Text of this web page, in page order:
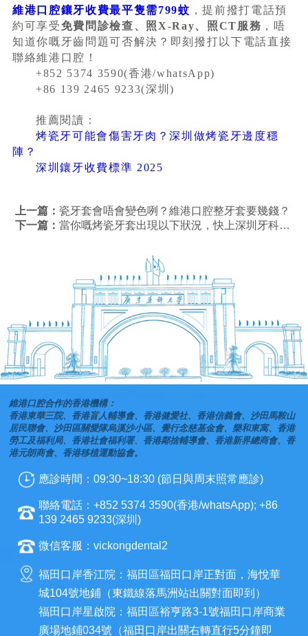
維港口腔鑲牙收費最平隻需799蚊 ，提前撥打電話預
約可享受免費問診檢查、照X-Ray、照CT服務 ，唔
知道你嘅牙齒問題可否解決？即刻撥打以下電話直接
聯絡維港口腔！
+852 5374 3590(香港/whatsApp)
+86 139 2465 9233(深圳)
推薦閱讀：
烤瓷牙可能會傷害牙肉？深圳做烤瓷牙邊度穩
陣？
深圳鑲牙收費標準 2025
上一篇：瓷牙套會唔會變色咧？維港口腔整牙套要幾錢？
下一篇：當你嘅烤瓷牙套出現以下狀況，快上深圳牙科揾牙醫！
維港口腔合作的香港機構：
香港東華三院、香港盲人輔導會、香港健愛社、香港信義會、沙田馬鞍山
居民聯會、沙田區關愛隊烏溪沙小區、覺行念慈基金會、樂和東寓、香港
勞工及福利局、香港社會福利署、香港鄰捨輔導會、香港新界總商會、香
港元朗商會、香港移植運動協會。
應診時間：09:30~18:30 (節日與周末照常應診)
聯絡電話：+852 5374 3590(香港/whatsApp); +86
139 2465 9233(深圳)
微信客服：vickongdental2
福田口岸香江院：福田區福田口岸正對面，海悅華
城104號地鋪（東鐵線落馬洲站出關對面即到）
福田口岸星啟院：福田區裕亨路3-1號福田口岸商業
廣場地鋪034號（福田口岸出關右轉直行5分鐘即